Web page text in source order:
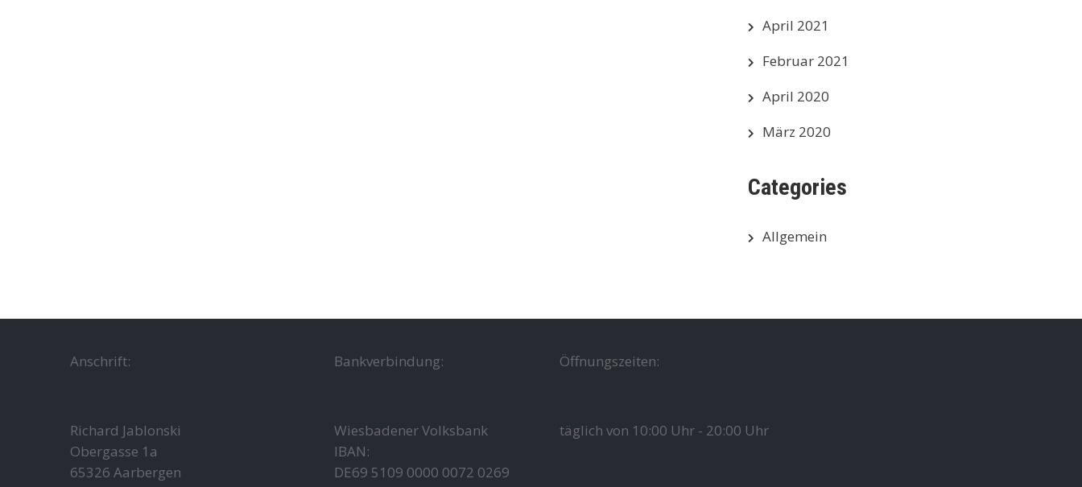
April 2021
Februar 2021
April 2020
März 2020
Categories
Allgemein
Anschrift:
Richard Jablonski
Obergasse 1a
65326 Aarbergen
Bankverbindung:
Wiesbadener Volksbank
IBAN:
DE69 5109 0000 0072 0269
Öffnungszeiten:
täglich von 10:00 Uhr - 20:00 Uhr